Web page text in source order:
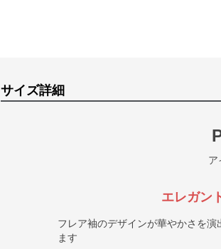
サイズ詳細
ア
エレガン
フレア袖のデザインが華やかさを
ます